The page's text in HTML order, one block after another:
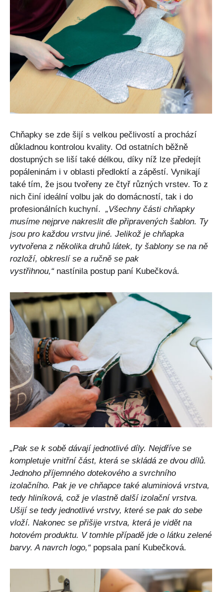
Chňapky se zde šijí s velkou pečlivostí a prochází
důkladnou kontrolou kvality. Od ostatních běžně
dostupných se liší také délkou, díky níž lze předejít
popáleninám i v oblasti předloktí a zápěstí. Vynikají
také tím, že jsou tvořeny ze čtyř různých vrstev. To z
nich činí ideální volbu jak do domácností, tak i do
profesionálních kuchyní. „Všechny části chňapky
musíme nejprve nakreslit dle připravených šablon. Ty
jsou pro každou vrstvu jiné. Jelikož je chňapka
vytvořena z několika druhů látek, ty šablony se na ně
rozloží, obkreslí se a ručně se pak
vystřihnou,“ nastínila postup paní Kubečková.
„Pak se k sobě dávají jednotlivé díly. Nejdříve se
kompletuje vnitřní část, která se skládá ze dvou dílů.
Jednoho příjemného dotekového a svrchního
izolačního. Pak je ve chňapce také aluminiová vrstva,
tedy hliníková, což je vlastně další izolační vrstva.
Ušijí se tedy jednotlivé vrstvy, které se pak do sebe
vloží. Nakonec se přišije vrstva, která je vidět na
hotovém produktu. V tomhle případě jde o látku zelené
barvy. A navrch logo,“ popsala paní Kubečková.